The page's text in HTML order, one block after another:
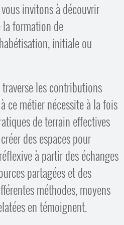
invitons à découvrir
formation de
initiale ou
les contributions
ce métier nécessite à la fois
de terrain effectives
des espaces pour
à partir des échanges
partagées et des
méthodes, moyens
en témoignent.